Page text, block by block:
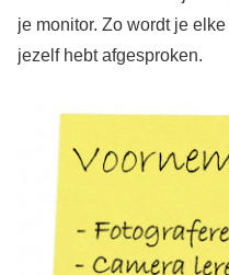
je monitor. Zo wordt je
jezelf hebt afgesproken.